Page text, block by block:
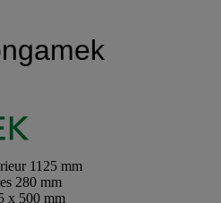
1125 mm
280 mm
x 500 mm